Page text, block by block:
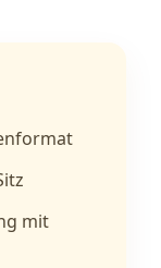
mit